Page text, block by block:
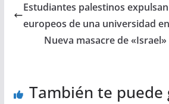
Estudiantes palestinos
europeos de una universidad
Nueva masacre de
También te puede